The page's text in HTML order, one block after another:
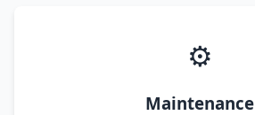
⚙️
Maintenance